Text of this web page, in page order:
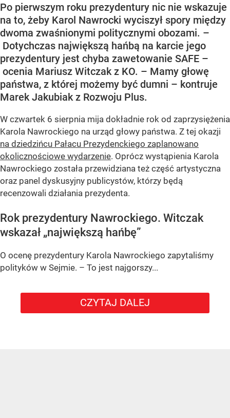
Po pierwszym roku prezydentury nic nie wskazuje
na to, żeby Karol Nawrocki wyciszył spory między
dwoma zwaśnionymi politycznymi obozami. –
Dotychczas największą hańbą na karcie jego
prezydentury jest chyba zawetowanie SAFE –
ocenia Mariusz Witczak z KO. – Mamy głowę
państwa, z której możemy być dumni – kontruje
Marek Jakubiak z Rozwoju Plus.
W czwartek 6 sierpnia mija dokładnie rok od zaprzysiężenia
Karola Nawrockiego na urząd głowy państwa. Z tej okazji
na dziedzińcu Pałacu Prezydenckiego zaplanowano
okolicznościowe wydarzenie. Oprócz wystąpienia Karola
Nawrockiego została przewidziana też część artystyczna
oraz panel dyskusyjny publicystów, którzy będą
recenzowali działania prezydenta.
Rok prezydentury Nawrockiego. Witczak
wskazał „największą hańbę”
O ocenę prezydentury Karola Nawrockiego zapytaliśmy
polityków w Sejmie. – To jest najgorszy...
CZYTAJ DALEJ